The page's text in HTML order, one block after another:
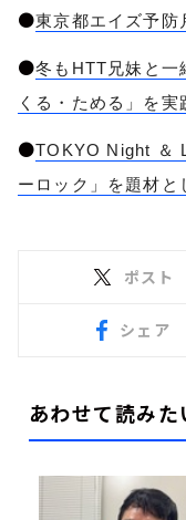
●東京都エイズ予防
●冬もHTT兄妹と一
くる・ためる」を実
●TOKYO Night ＆
ーロック」を題材と
ポスト
シェア
あわせて読みた